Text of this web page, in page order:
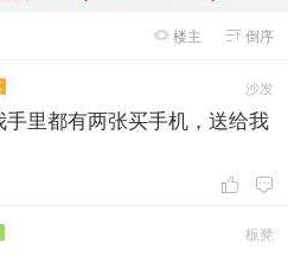
 楼主  倒序
沙发
里都有两张买手机，送给我
 
板凳